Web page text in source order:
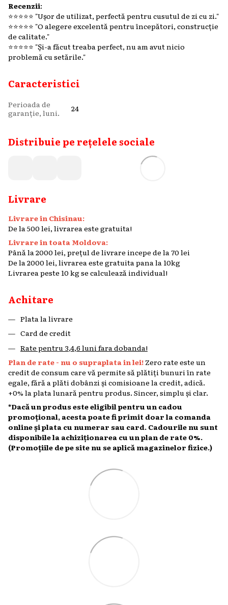
Recenzii:
⭐️⭐️⭐️⭐️⭐️ "Ușor de utilizat, perfectă pentru cusutul de zi cu zi."
⭐️⭐️⭐️⭐️⭐️ "O alegere excelentă pentru începători, construcție
de calitate."
⭐️⭐️⭐️⭐️⭐️ "Și-a făcut treaba perfect, nu am avut nicio
problemă cu setările."
Caracteristici
Perioada de
garanție, luni.
24
Distribuie pe rețelele sociale
Livrare
Livrare in Chisinau:
De la 500 lei, livrarea este gratuita!
Livrare in toata Moldova:
Până la 2000 lei, prețul de livrare incepe de la 70 lei
De la 2000 lei, livrarea este gratuita pana la 10kg
Livrarea peste 10 kg se calculează individual!
Achitare
Plata la livrare
Card de credit
Rate pentru 3,4,6 luni fara dobanda!
Plan de rate - nu o supraplata in lei! Zero rate este un
credit de consum care vă permite să plătiți bunuri în rate
egale, fără a plăti dobânzi și comisioane la credit, adică.
+0% la plata lunară pentru produs. Sincer, simplu și clar.
*Dacă un produs este eligibil pentru un cadou
promoțional, acesta poate fi primit doar la comanda
online și plata cu numerar sau card. Cadourile nu sunt
disponibile la achiziționarea cu un plan de rate 0%.
(Promoțiile de pe site nu se aplică magazinelor fizice.)